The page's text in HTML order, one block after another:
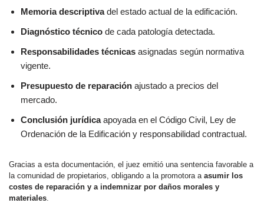
Memoria descriptivadel estado actual de la edificación.
Diagnóstico técnico de cada patología detectada.
Responsabilidades técnicas asignadas según normativa
vigente.
Presupuesto de reparación ajustado a precios del
mercado.
Conclusión jurídicaapoyada en el Código Civil, Ley de
Ordenación de la Edificación y responsabilidad contractual.
Gracias a esta documentación, el juez emitió una sentencia favorable a
la comunidad de propietarios, obligando a la promotora a asumir los
costes de reparación y a indemnizar por daños morales y
materiales.